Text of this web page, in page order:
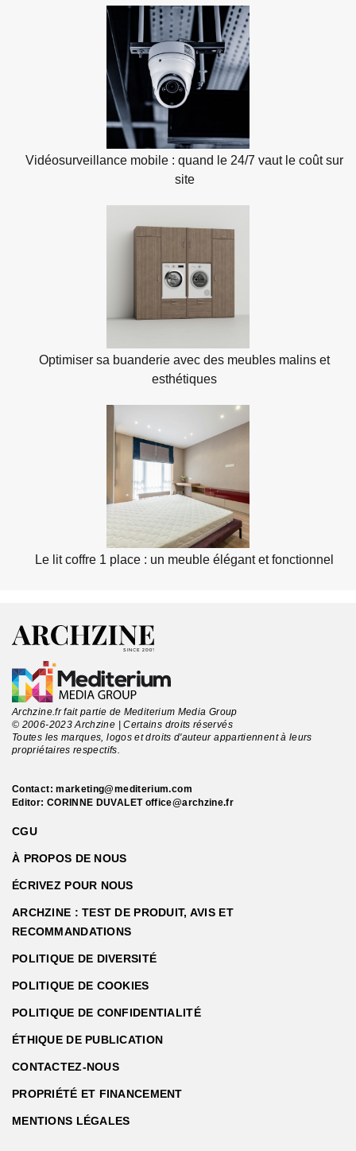
Vidéosurveillance mobile : quand le 24/7 vaut le coût sur
site
Optimiser sa buanderie avec des meubles malins et
esthétiques
Le lit coffre 1 place : un meuble élégant et fonctionnel
Archzine.fr fait partie de Mediterium Media Group
© 2006-2023 Archzine | Certains droits réservés
Toutes les marques, logos et droits d'auteur appartiennent à leurs
propriétaires respectifs.
Contact:marketing@mediterium.com
Editor: CORINNE DUVALET office@archzine.fr
CGU
À PROPOS DE NOUS
ÉCRIVEZ POUR NOUS
ARCHZINE : TEST DE PRODUIT, AVIS ET
RECOMMANDATIONS
POLITIQUE DE DIVERSITÉ
POLITIQUE DE COOKIES
POLITIQUE DE CONFIDENTIALITÉ
ÉTHIQUE DE PUBLICATION
CONTACTEZ-NOUS
PROPRIÉTÉ ET FINANCEMENT
MENTIONS LÉGALES